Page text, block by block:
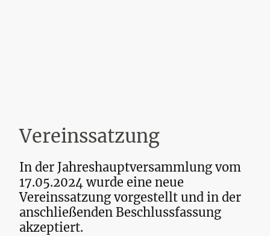
Vereinssatzung
In der Jahreshauptversammlung vom
17.05.2024 wurde eine neue
Vereinssatzung vorgestellt und in der
anschließenden Beschlussfassung
akzeptiert.